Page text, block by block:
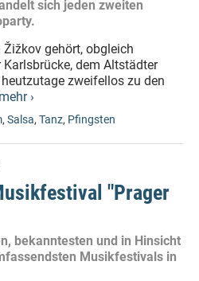
sich jeden zweiten
Žižkov gehört, obgleich
Karlsbrücke, dem Altstädter
zweifellos zu den
mehr ›
, Salsa, Tanz, Pfingsten
"Prager
bekanntesten und in Hinsicht
Musikfestivals in